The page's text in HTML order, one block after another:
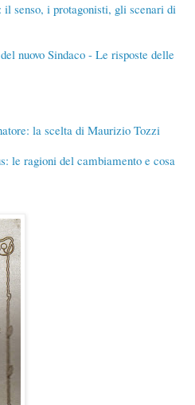
il senso, i protagonisti, gli scenari di
nuovo Sindaco - Le risposte delle
la scelta di Maurizio Tozzi
le ragioni del cambiamento e cosa